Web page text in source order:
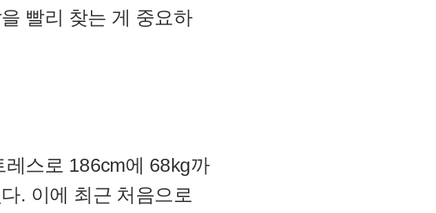
빨리 찾는 게 중요하
스로 186cm에 68kg까
. 이에 최근 처음으로